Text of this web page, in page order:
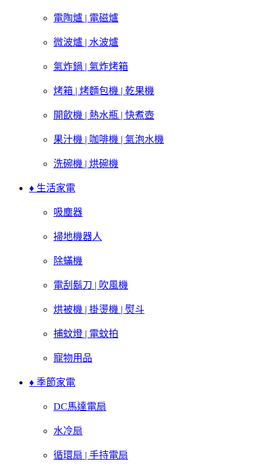
電陶爐 | 電磁爐
微波爐 | 水波爐
氣炸鍋 | 氣炸烤箱
烤箱 | 烤麵包機 | 乾果機
開飲機 | 熱水瓶 | 快煮壺
果汁機 | 咖啡機 | 氣泡水機
洗碗機 | 烘碗機
♦ 生活家電
吸塵器
掃地機器人
除蟎機
電刮鬍刀 | 吹風機
烘被機 | 掛燙機 | 熨斗
捕蚊燈 | 電蚊拍
寵物用品
♦ 季節家電
DC馬達電扇
水冷扇
循環扇 | 手持電扇